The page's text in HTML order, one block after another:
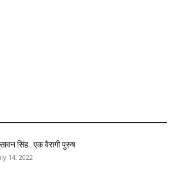
सिंह : एक वैरागी पुरुष
14, 2022